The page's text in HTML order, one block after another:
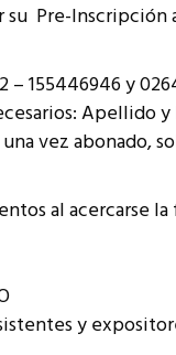
Pre-Inscripción
– 155446946 y
vez abonado,
al acercarse
y